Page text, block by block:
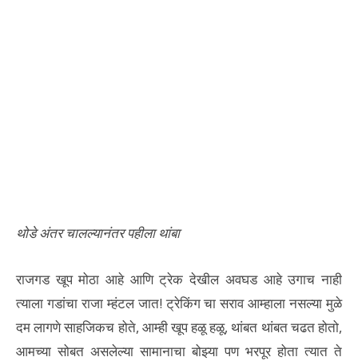
थोडे अंतर चालल्यानंतर पहीला थांबा
राजगड खूप मोठा आहे आणि ट्रेक देखील अवघड आहे उगाच नाही
त्याला गडांचा राजा म्हंटल जात! ट्रेकिंग चा सराव आम्हाला नसल्या मुळे
दम लागणे साहजिकच होते, आम्ही खूप हळू हळू, थांबत थांबत चढत होतो,
आमच्या सोबत असलेल्या सामानाचा बोझ्या पण भरपूर होता त्यात ते